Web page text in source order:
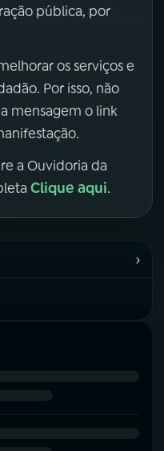
pública, por
os serviços e
Por isso, não
mensagem o link
a Ouvidoria da
Clique aqui.
›